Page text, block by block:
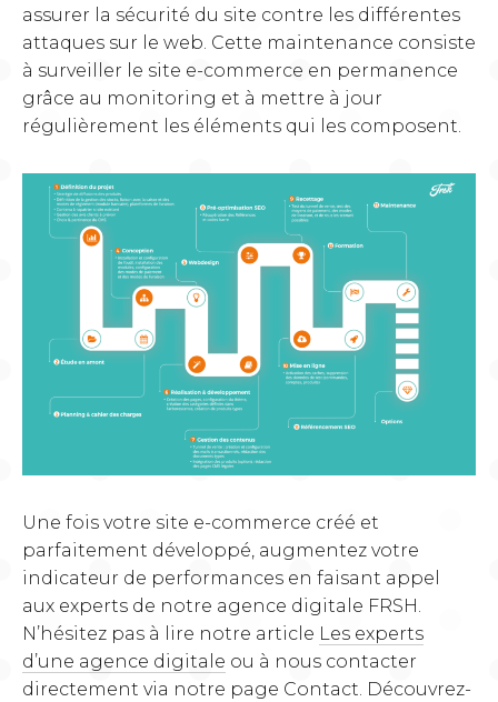
assurer la sécurité du site contre les différentes
attaques sur le web. Cette maintenance consiste
à surveiller le site e-commerce en permanence
grâce au monitoring et à mettre à jour
régulièrement les éléments qui les composent.
Une fois votre site e-commerce créé et
parfaitement développé, augmentez votre
indicateur de performances en faisant appel
aux experts de notre agence digitale FRSH.
N’hésitez pas à lire notre article Les experts
d’une agence digitale ou à nous contacter
directement via notre page Contact. Découvrez-